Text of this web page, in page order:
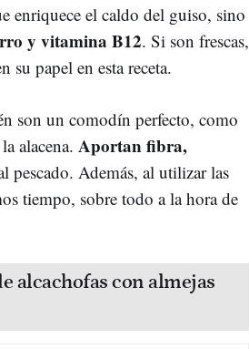
enriquece el caldo del guiso, sino
y vitamina B12. Si son frescas,
su papel en esta receta.
son un comodín perfecto, como
alacena. Aportan fibra,
pescado. Además, al utilizar las
tiempo, sobre todo a la hora de
alcachofas con almejas